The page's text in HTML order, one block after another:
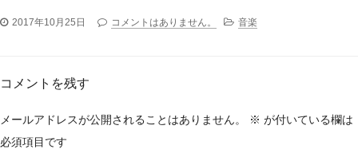
2017年10月25日 コメントはありません。 音楽
コメントを残す
メールアドレスが公開されることはありません。 ※ が付いている欄は
必須項目です